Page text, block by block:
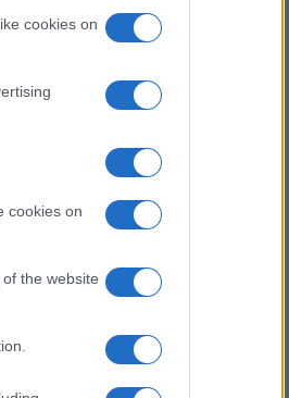
cookies on
cookies on
the website